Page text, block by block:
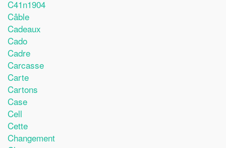
C41n1904
Câble
Cadeaux
Cado
Cadre
Carcasse
Carte
Cartons
Case
Cell
Cette
Changement